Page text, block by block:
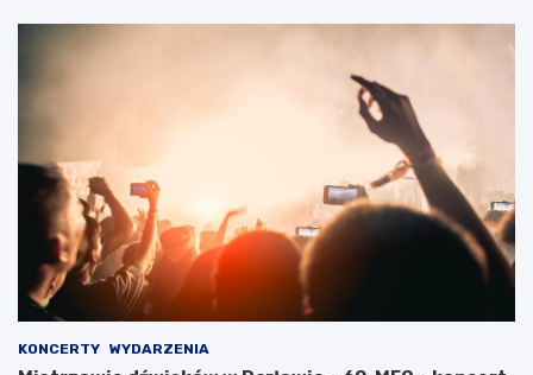
KONCERTY WYDARZENIA